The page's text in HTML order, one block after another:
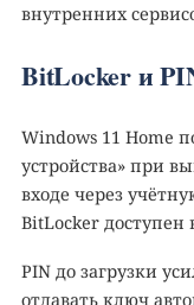
внутренних
BitLocker и
Windows 11 Home
устройства» при
входе через
BitLocker доступен
PIN до загрузки
отдавать ключ